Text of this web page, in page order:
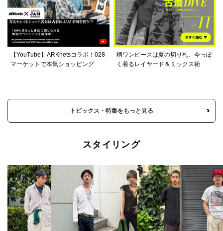
【YouTube】ARKnetsコラボ！028
マーケットで本気ショッピング
柄ワンピースは夏の切り札、今っぽ
く着るレイヤード＆ミックス術
トピックス・特集をもっと見る
スタイリング